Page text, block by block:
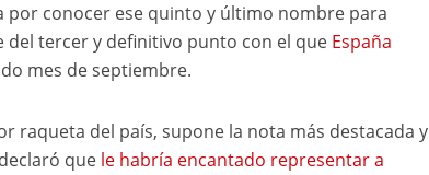
por conocer ese quinto y último nombre para
tercer y definitivo punto con el que España
mes de septiembre.
raqueta del país, supone la nota más destacada y
quele habría encantado representar a